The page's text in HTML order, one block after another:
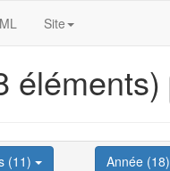
Site
éléments)
(11) Année (18)